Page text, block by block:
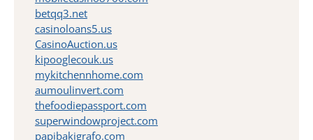
betqq3.net
casinoloans5.us
CasinoAuction.us
kipooglecouk.us
mykitchennhome.com
aumoulinvert.com
thefoodiepassport.com
superwindowproject.com
papibakigrafo.com